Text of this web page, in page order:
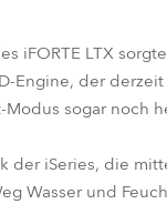
iFORTE LTX
Engine, der
sogar noch
der iSeries, die
Wasser und